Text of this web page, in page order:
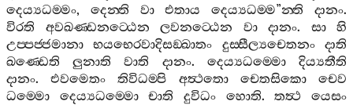
දෙය්‍යධම‍්මං, දෙන‍්ති වා එතාය දෙය්‍යධම‍්ම”න‍්ති දානං.
විරති
අවඛණ‍්ඩනට‍්ඨෙන ලවනට‍්ඨෙන වා දානං. සා
හි
උප‍්පජ‍්ජමානා
භයභෙරවාදිසඞ‍්ඛාතං දුස‍්සීල්‍යචෙතනං
දාති
ඛණ‍්ඩෙති
ලුනාති වාති දානං. දෙය්‍යධම‍්මො
දිය්‍යතීති
දානං.එවමෙතං තිවිධම‍්පි අත්‍ථතො චෙතසිකො
චෙව
ධම‍්මො
දෙය්‍යධම‍්මො චාති දුවිධං හොති.තත්‍ථ
යෙසං